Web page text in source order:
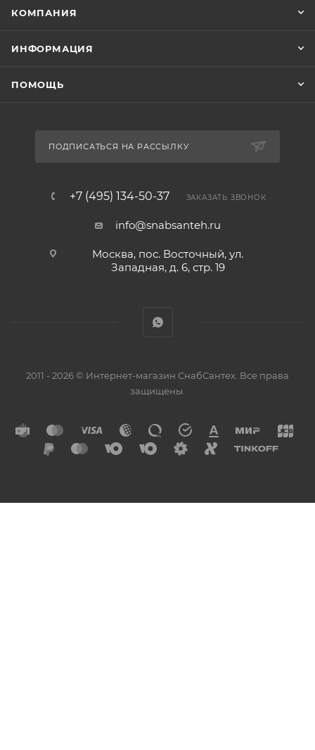
КОМПАНИЯ
ИНФОРМАЦИЯ
ПОМОЩЬ
ПОДПИСАТЬСЯ НА РАССЫЛКУ
+7 (495) 134-50-37 ЗАКАЗАТЬ ЗВОНОК
info@snabsanteh.ru
Москва, пос. Восточный, ул.
Западная, д. 6, стр. 19
2011 - 2026 © Интернет-магазин СнабСантех. Все права
защищены.